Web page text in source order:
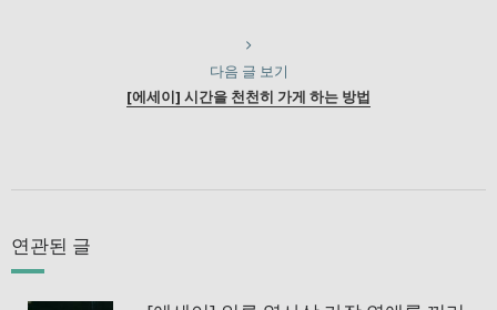
다음 글 보기
[에세이] 시간을 천천히 가게 하는 방법
연관된 글